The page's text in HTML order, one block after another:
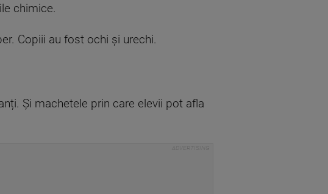
chimice.
Copiii au fost ochi și urechi.
Și machetele prin care elevii pot afla